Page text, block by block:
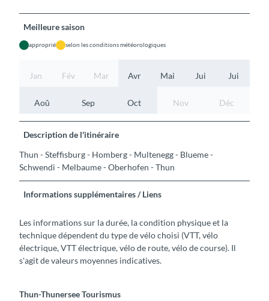
Meilleure saison
approprié selon les conditions météorologiques
Jan Fév Mar Avr Mai Jui Jui
Aoû Sep Oct Nov Déc
Description de l'itinéraire
Thun - Steffisburg - Homberg - Multenegg - Blueme -
Schwendi - Melbaume - Oberhofen - Thun
Informations supplémentaires / Liens
Les informations sur la durée, la condition physique et la
technique dépendent du type de vélo choisi (VTT, vélo
électrique, VTT électrique, vélo de route, vélo de course). Il
s'agit de valeurs moyennes indicatives.
Thun-Thunersee Tourismus